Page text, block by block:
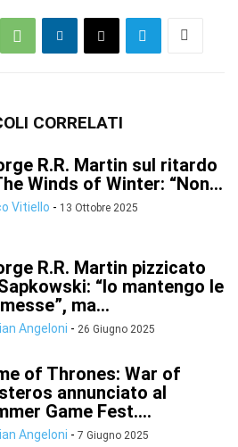
CORRELATI
R.R. Martin sul ritardo
Winds of Winter: “Non...
Vitiello - 13 Ottobre 2025
R.R. Martin pizzicato
“Io mantengo le
ma...
Angeloni - 26 Giugno 2025
of Thrones: War of
annunciato al
Game Fest....
Angeloni - 7 Giugno 2025